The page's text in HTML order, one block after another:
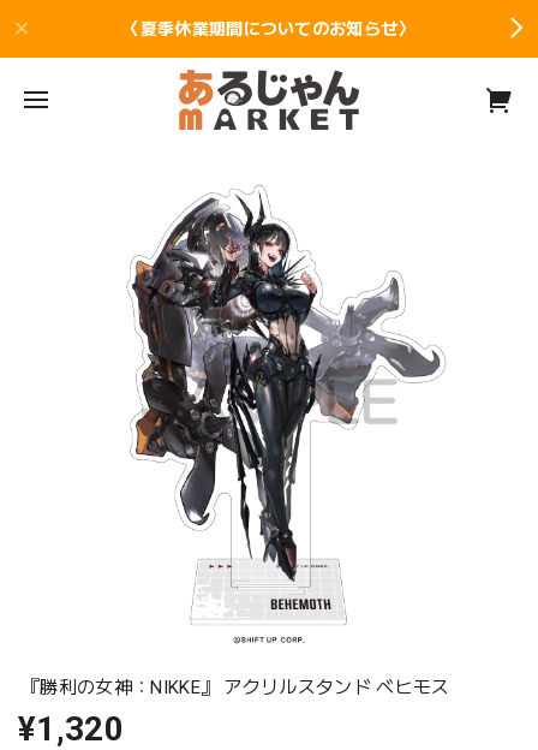
〈夏季休業期間についてのお知らせ〉
『勝利の女神：NIKKE』 アクリルスタンド ベヒモス
¥1,320